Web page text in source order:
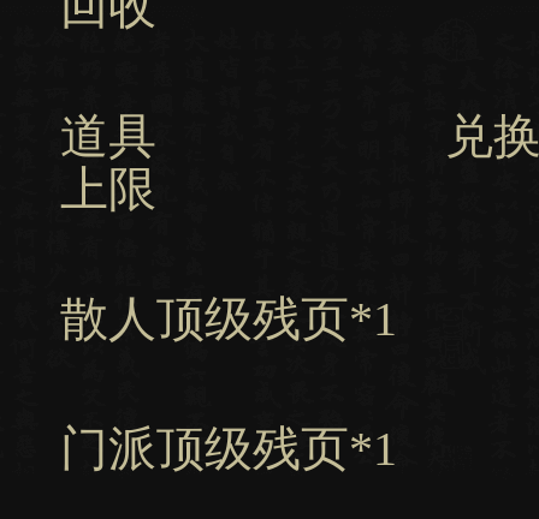
道具 兑换所
上限
散人顶级
门派顶级